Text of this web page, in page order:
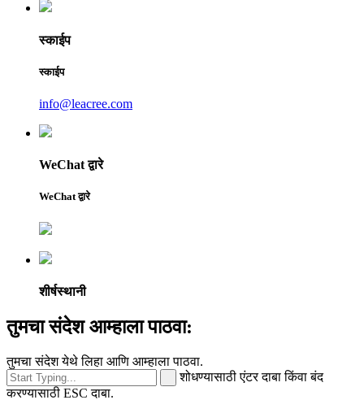
स्काईप
स्काईप
info@leacree.com
WeChat द्वारे
WeChat द्वारे
शीर्षस्थानी
तुमचा संदेश आम्हाला पाठवा:
तुमचा संदेश येथे लिहा आणि आम्हाला पाठवा.
शोधण्यासाठी एंटर दाबा किंवा बंद
करण्यासाठी ESC दाबा.